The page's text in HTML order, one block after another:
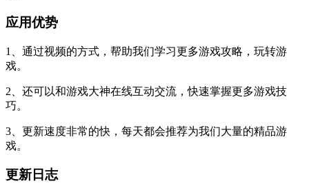
应用优势
1、通过视频的方式，帮助我们学习更多游戏攻略，玩转游
戏。
2、还可以和游戏大神在线互动交流，快速掌握更多游戏技
巧。
3、更新速度非常的快，每天都会推荐为我们大量的精品游
戏。
更新日志